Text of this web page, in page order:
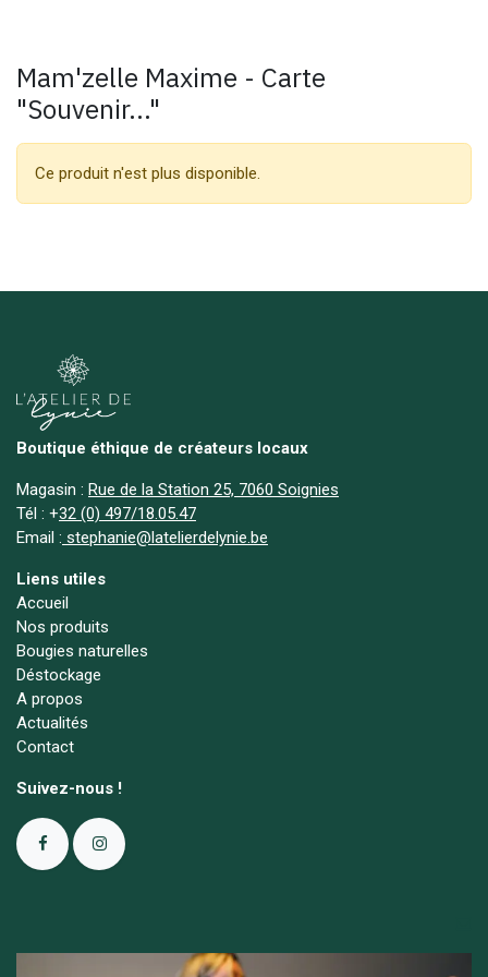
Mam'zelle Maxime - Carte
"Souvenir..."
Ce produit n'est plus disponible.
Boutique éthique de créateurs locaux
Magasin : Rue de la Station 25, 7060 Soignies
Tél : +32 (0) 497/18.05.47
Email : stephanie@latelierdelynie.be
Liens utiles
Accueil
Nos produits
Bougies naturelles
Déstockage
A propos
Actualités
Contact
Suivez-nous !